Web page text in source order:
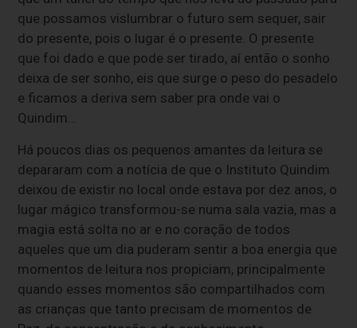
que possamos vislumbrar o futuro sem sequer, sair
do presente, pois o lugar é o presente. O presente
que foi dado e que pode ser tirado, aí então o sonho
deixa de ser sonho, eis que surge o peso do pesadelo
e ficamos a deriva sem saber pra onde vai o
Quindim…
Há poucos dias os pequenos amantes da leitura se
depararam com a notícia de que o Instituto Quindim
deixou de existir no local onde estava por dez anos, o
lugar mágico transformou-se numa sala vazia, mas a
magia está solta no ar e no coração de todos
aqueles que um dia puderam sentir a boa energia que
momentos de leitura nos propiciam, principalmente
quando esses momentos são compartilhados com
as crianças que tanto precisam de momentos de